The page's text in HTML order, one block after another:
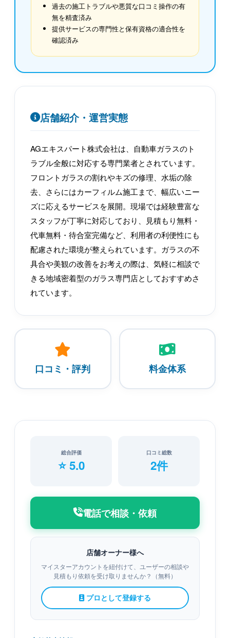
過去の施工トラブルや悪質な口コミ操作の有
無を精査済み
提供サービスの専門性と保有資格の適合性を
確認済み
店舗紹介・運営実態
AGエキスパート株式会社は、自動車ガラスのト
ラブル全般に対応する専門業者とされています。
フロントガラスの割れやキズの修理、水垢の除
去、さらにはカーフィルム施工まで、幅広いニー
ズに応えるサービスを展開。現場では経験豊富な
スタッフが丁寧に対応しており、見積もり無料・
代車無料・待合室完備など、利用者の利便性にも
配慮された環境が整えられています。ガラスの不
具合や美観の改善をお考えの際は、気軽に相談で
きる地域密着型のガラス専門店としておすすめさ
れています。
口コミ・評判 料金体系
総合評価
⭐ 5.0
口コミ総数
2件
電話で相談・依頼
店舗オーナー様へ
マイスターアカウントを紐付けて、ユーザーの相談や
見積もり依頼を受け取りませんか？（無料）
プロとして登録する